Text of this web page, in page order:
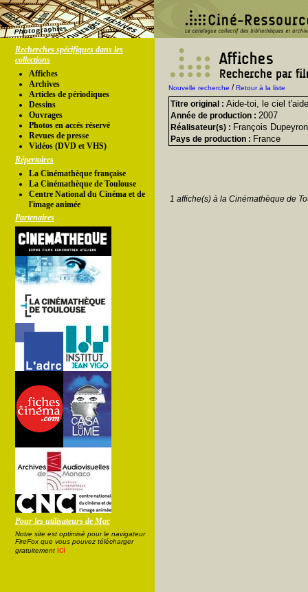
Recherches spécifiques dans les
collections
Affiches
Archives
Articles de périodiques
Dessins
Ouvrages
Photos en accés réservé
Revues de presse
Vidéos (DVD et VHS)
Répertoires
La Cinémathèque française
La Cinémathèque de Toulouse
Centre National du Cinéma et de
l'image animée
Partenaires
Pour les utilisateurs de Mac
Notre site est optimisé pour le navigateur
FireFox que vous pouvez télécharger
gratuitement ici
Nouvelle recherche /Retour à la liste
Titre original : Aide-toi, le ciel
Année de production : 2007
Réalisateur(s) : François Dupeyron
Pays de production : France
1 affiche(s) à la Cinémathèque de